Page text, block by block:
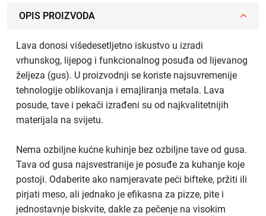
OPIS PROIZVODA
Lava donosi višedesetljetno iskustvo u izradi
vrhunskog, lijepog i funkcionalnog posuđa od lijevanog
željeza (gus). U proizvodnji se koriste najsuvremenije
tehnologije oblikovanja i emajliranja metala. Lava
posude, tave i pekači izrađeni su od najkvalitetnijih
materijala na svijetu.
Nema ozbiljne kućne kuhinje bez ozbiljne tave od gusa.
Tava od gusa najsvestranije je posuđe za kuhanje koje
postoji. Odaberite ako namjeravate peći bifteke, pržiti ili
pirjati meso, ali jednako je efikasna za pizze, pite i
jednostavnje biskvite, dakle za pečenje na visokim